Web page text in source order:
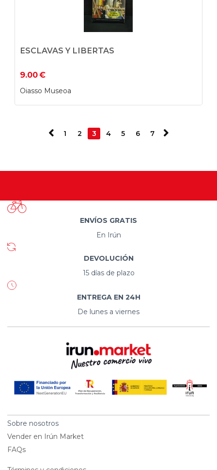
ESCLAVAS Y LIBERTAS
9.00€
Oiasso Museoa
1 2 3 4 5 6 7
ENVÍOS GRATIS
En Irún
DEVOLUCIÓN
15 días de plazo
ENTREGA EN 24H
De lunes a viernes
Sobre nosotros
Vender en Irún Market
FAQs